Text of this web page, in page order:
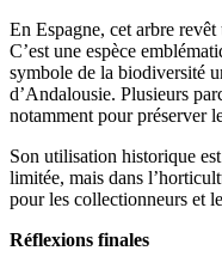
En Espagne, cet arbre
C’est une espèce
symbole de la biodiversité
d’Andalousie. Plusieurs
notamment pour préserver
Son utilisation historique
limitée, mais dans
pour les collectionneurs et
Réflexions finales